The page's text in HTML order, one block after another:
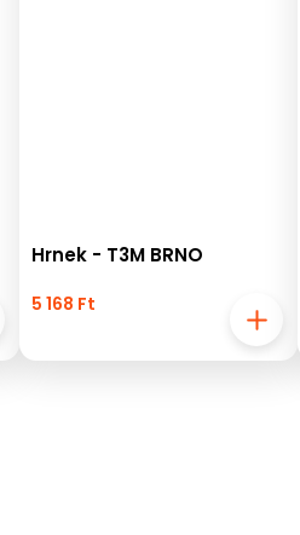
Hrnek - T3M BRNO
5 168 Ft